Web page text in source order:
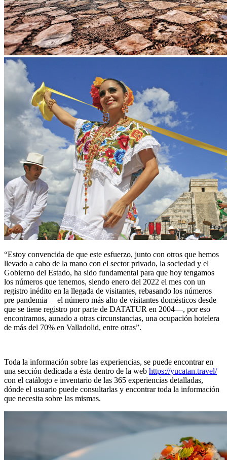
“Estoy convencida de que este esfuerzo, junto con otros que hemos
llevado a cabo de la mano con el sector privado, la sociedad y el
Gobierno del Estado, ha sido fundamental para que hoy tengamos
los números que tenemos, siendo enero del 2022 el mes con un
registro inédito en la llegada de visitantes, rebasando los números
pre pandemia —el número más alto de visitantes domésticos desde
que se tiene registro por parte de DATATUR en 2004—, por eso
encontramos, aunado a otras circunstancias, una ocupación hotelera
de más del 70% en Valladolid, entre otras”.
Toda la información sobre las experiencias, se puede encontrar en
una sección dedicada a ésta dentro de la web https://yucatan.travel/
con el catálogo e inventario de las 365 experiencias detalladas,
dónde el usuario puede consultarlas y encontrar toda la información
que necesita sobre las mismas.